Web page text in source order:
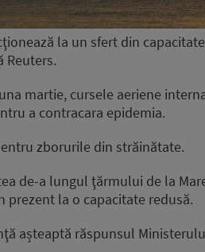
la un sfert din
Reuters.
martie, cursele aeriene
a contracara epidemia.
zborurile din străinătate.
de-a lungul ţărmului de la
prezent la o capacitate redusă.
așteaptă răspunsul